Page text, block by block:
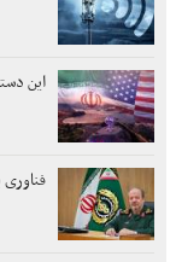
این
فناوری